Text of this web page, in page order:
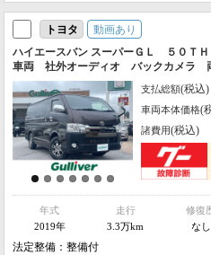
トヨタ
動画あり
ハイエースバン スーパーＧＬ ５０Ｔ
車両 社外オーディオ バックカメラ
キー ＥＴＣ ドライブレコーダー オ
ーム レーンキープアシスト ＵＳＢ
支払総額(税込)
車両本体価格(
諸費用(税込)
年式
2019年
走行
3.3万km
修復
なし
法定整備：整備付